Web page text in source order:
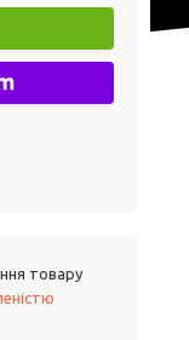
товару